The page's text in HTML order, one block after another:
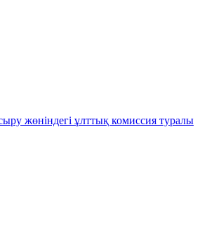
жөніндегі ұлттық комиссия туралы